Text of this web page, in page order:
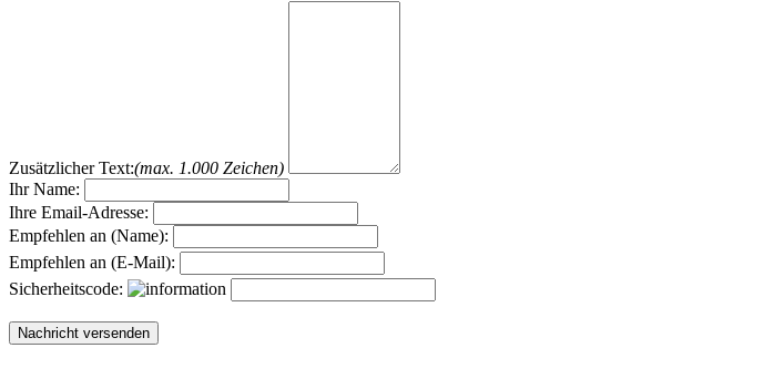
Zusätzlicher Text:(max. 1.000 Zeichen)
Ihr Name:
Ihre Email-Adresse:
Empfehlen an (Name):
Empfehlen an (E-Mail):
Sicherheitscode: